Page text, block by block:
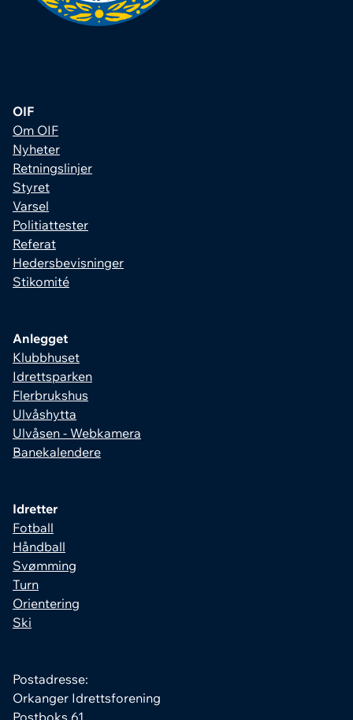
OIF
Om OIF
Nyheter
Retningslinjer
Styret
Varsel
Politiattester
Referat
Hedersbevisninger
Stikomité
Anlegget
Klubbhuset
Idrettsparken
Flerbrukshus
Ulvåshytta
Ulvåsen - Webkamera
Banekalendere
Idretter
Fotball
Håndball
Svømming
Turn
Orientering
Ski
Postadresse:
Orkanger Idrettsforening